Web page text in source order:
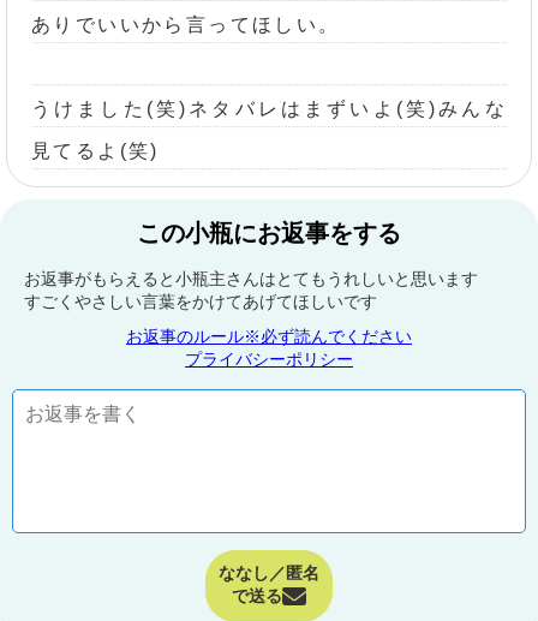
ありでいいから言ってほしい。
うけました(笑)ネタバレはまずいよ(笑)みんな
見てるよ(笑)
この小瓶にお返事をする
お返事がもらえると小瓶主さんはとてもうれしいと思います
すごくやさしい言葉をかけてあげてほしいです
お返事のルール※必ず読んでください
プライバシーポリシー
ななし／匿名
で送る